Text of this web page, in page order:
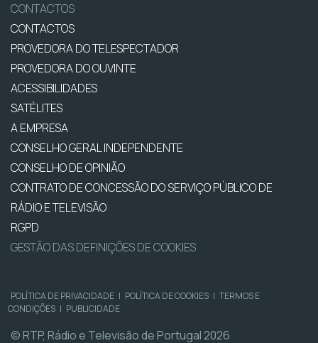
CONTACTOS
CONTACTOS
PROVEDORA DO TELESPECTADOR
PROVEDORA DO OUVINTE
ACESSIBILIDADES
SATÉLITES
A EMPRESA
CONSELHO GERAL INDEPENDENTE
CONSELHO DE OPINIÃO
CONTRATO DE CONCESSÃO DO SERVIÇO PÚBLICO DE
RÁDIO E TELEVISÃO
RGPD
GESTÃO DAS DEFINIÇÕES DE COOKIES
POLÍTICA DE PRIVACIDADE | POLÍTICA DE COOKIES | TERMOS E
CONDIÇÕES | PUBLICIDADE
© RTP, Rádio e Televisão de Portugal 2026